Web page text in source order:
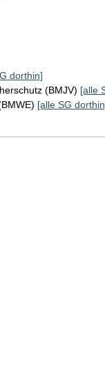
dorthin]
(BMJV) [alle
[alle SG